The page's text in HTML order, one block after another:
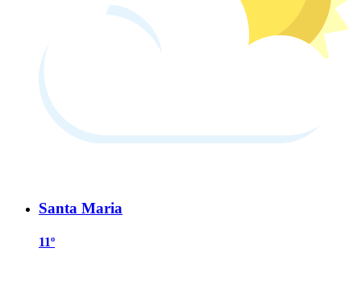
Santa Maria
11º